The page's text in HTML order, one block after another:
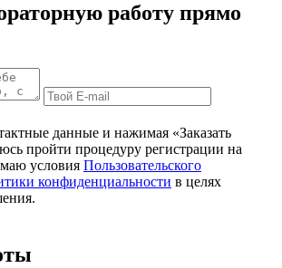
работу прямо
данные и нажимая «Заказать
пройти процедуру регистрации на
условия Пользовательского
конфиденциальности в целях